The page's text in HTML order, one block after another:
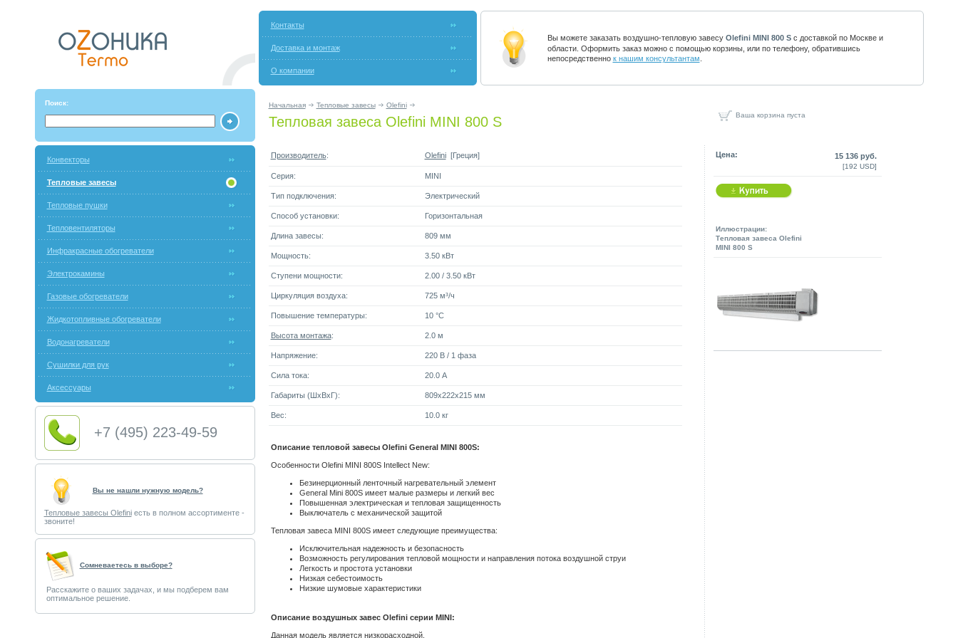
Контакты
Доставка и монтаж
О компании
Вы можете заказать воздушно-тепловую завесу Olefini MINI 800 Sс доставкой по Москве и
области. Оформить заказ можно с помощью корзины, или по телефону, обратившись
непосредственно к нашим консультантам
Поиск: Начальная Тепловые завесы Olefini
Тепловая завеса Olefini MINI 800 S Ваша корзина пуста
Конвекторы
Тепловые завесы
Тепловые пушки
Тепловентиляторы
Инфракрасные обогреватели
Электрокамины
Газовые обогреватели
Жидкотопливные обогреватели
Водонагреватели
Сушилки для рук
Аксессуары
+7 (495) 223-49-59
Вы не нашли нужную модель?
Тепловые завесы Olefiniесть в полном ассортименте -
звоните!
Cомневаетесь в выборе?
Расскажите о ваших задачах, и мы подберем вам
оптимальное решение.
Производитель: Olefini[Греция]
Серия: MINI
Тип подключения: Электрический
Способ установки: Горизонтальная
Длина завесы: 809 мм
Мощность: 3.50 кВт
Ступени мощности: 2.00 / 3.50 кВт
Циркуляция воздуха: 725 м³/ч
Повышение температуры: 10 °C
Высота монтажа: 2.0 м
Напряжение: 220 В / 1 фаза
Сила тока: 20.0 А
Габариты (ШxВxГ): 809x222x215 мм
Вес: 10.0 кг
Описание тепловой завесы Olefini General MINI 800S:
Особенности Olefini MINI 800S Intellect New:
Безинерционный ленточный нагревательный элемент
General Mini 800S имеет малые размеры и легкий вес
Повышенная электрическая и тепловая защищенность
Выключатель с механической защитой
Тепловая завеса MINI 800S имеет следующие преимущества:
Исключительная надежность и безопасность
Возможность регулирования тепловой мощности и направления потока воздушной струи
Легкость и простота установки
Низкая себестоимость
Низкие шумовые характеристики
Описание воздушных завес Olefini серии MINI:
Данная модель является низкорасходной.
Цена: 15 136 руб.
[192 USD]
Иллюстрации:
Тепловая завеса Olefini
MINI 800 S